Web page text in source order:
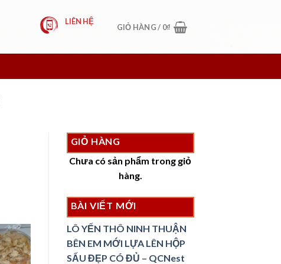
LIÊN HỆ
GIỎ HÀNG / 0₫
GIỎ HÀNG
Chưa có sản phẩm trong giỏ
hàng.
BÀI VIẾT MỚI
LÔ YẾN THÔ NINH THUẬN
BÊN EM MỚI LỰA LÊN HỘP
SẤU ĐẸP CÓ ĐỦ – QCNest